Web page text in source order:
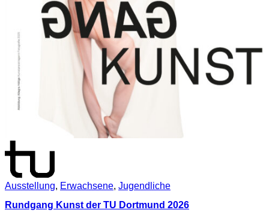
Ausstellung, Erwachsene, Jugendliche
Rundgang Kunst der TU Dortmund 2026